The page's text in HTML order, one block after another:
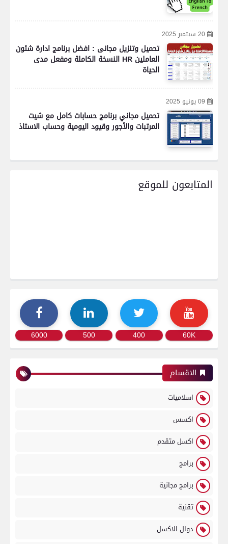
20 سبتمبر 2025
تحميل وتنزيل مجانى : افضل برنامج ادارة شئون
العاملين HR النسخة الكاملة ومفعل مدى
الحياة
09 يونيو 2025
تحميل مجاني برنامج حسابات كامل مع شيت
المرتبات والأجور وقيود اليومية وحساب الاستاذ
المتابعون للموقع
60K
400
500
6000
الاقسام
اسلاميات
اكسس
اكسل متقدم
برامج
برامج مجانية
تقنية
دوال الاكسل